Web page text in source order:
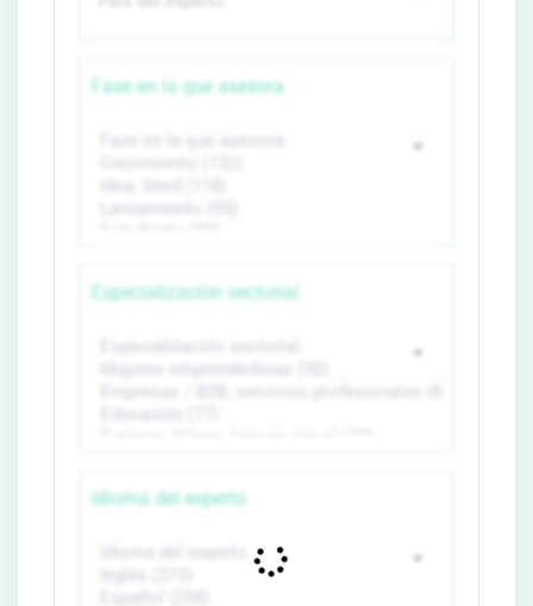
Fase en la que asesora
Especialización sectorial
Idioma del experto